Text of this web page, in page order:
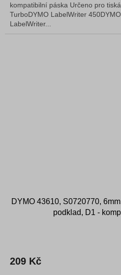
kompatibilní páska Určeno pro
TurboDYMO LabelWriter
LabelWriter...
DYMO 43610, S0720770,
podklad, D1 -
209 Kč